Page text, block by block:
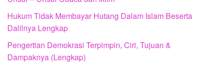
Hukum Tidak Membayar Hutang Dalam Islam Beserta
Dalilnya Lengkap
Pengertian Demokrasi Terpimpin, Ciri, Tujuan &
Dampaknya (Lengkap)